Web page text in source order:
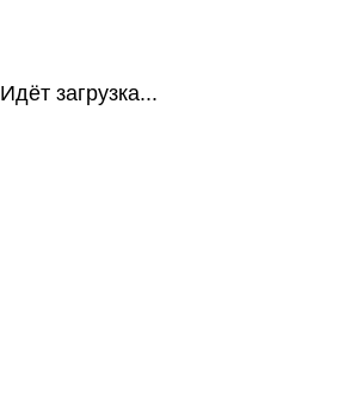
Идёт загрузка...